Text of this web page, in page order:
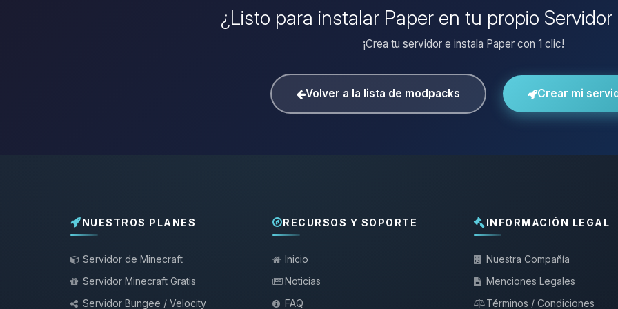
¿Listo para instalar Paper en tu propio
¡Crea tu servidor e instala Paper con 1 clic!
Volver a la lista de modpacks Crear mi
NUESTROS PLANES
Servidor de Minecraft
Servidor Minecraft Gratis
Servidor Bungee / Velocity
RECURSOS Y SOPORTE
Inicio
Noticias
FAQ
INFORMACIÓN LEGAL
Nuestra Compañía
Menciones Legales
Términos / Condiciones